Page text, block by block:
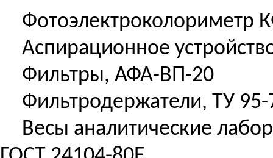
Фотоэлектроколориметр
Аспирационное
Фильтры, АФА-ВП-20
Фильтродержатели, ТУ
Весы аналитические